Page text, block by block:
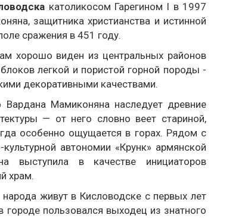
католикосом Гарегином I в 1997
защитника христианства и истинной
сражения в 451 году.
хорошо виден из центральных районов
легкой и пористой горной породы -
декоративными качествами.
Вардана Мамиконяна наследует древние
— от него словно веет стариной,
особенно ощущается в горах. Рядом с
автономии «Крунк» армянской
выступила в качестве инициаторов
храм.
живут в Кисловодске с первых лет
пользовался выходец из знатного